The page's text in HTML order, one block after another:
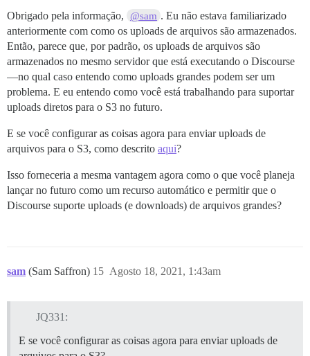
Obrigado pela informação, @sam . Eu não estava familiarizado
anteriormente com como os uploads de arquivos são armazenados.
Então, parece que, por padrão, os uploads de arquivos são
armazenados no mesmo servidor que está executando o Discourse
—no qual caso entendo como uploads grandes podem ser um
problema. E eu entendo como você está trabalhando para suportar
uploads diretos para o S3 no futuro.
E se você configurar as coisas agora para enviar uploads de
arquivos para o S3, como descrito aqui?
Isso forneceria a mesma vantagem agora como o que você planeja
lançar no futuro como um recurso automático e permitir que o
Discourse suporte uploads (e downloads) de arquivos grandes?
sam (Sam Saffron) Agosto 18, 2021, 1:43am
15
JQ331:
E se você configurar as coisas agora para enviar uploads de